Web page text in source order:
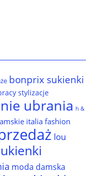
bonprix sukienki
stylizacje
ubrania h &
italia fashion
lou
moda damska